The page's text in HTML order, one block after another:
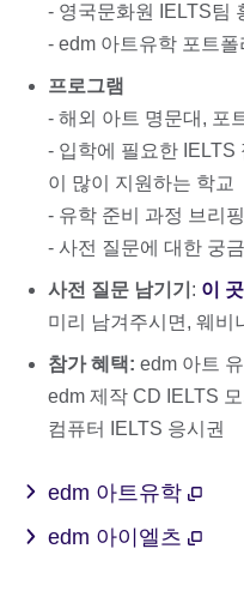
- 영국문화원 IELTS팀
- edm 아트유학 포트
프로그램
- 해외 아트 명문대, 포
- 입학에 필요한 IELTS
이 많이 지원하는 학교
- 유학 준비 과정 브리핑
- 사전 질문에 대한 궁
사전 질문 남기기 : 이
미리 남겨주시면, 웨비
참가 혜택: edm 아트
edm 제작 CD IELTS
컴퓨터 IELTS 응시권
edm 아트유학
edm 아이엘츠